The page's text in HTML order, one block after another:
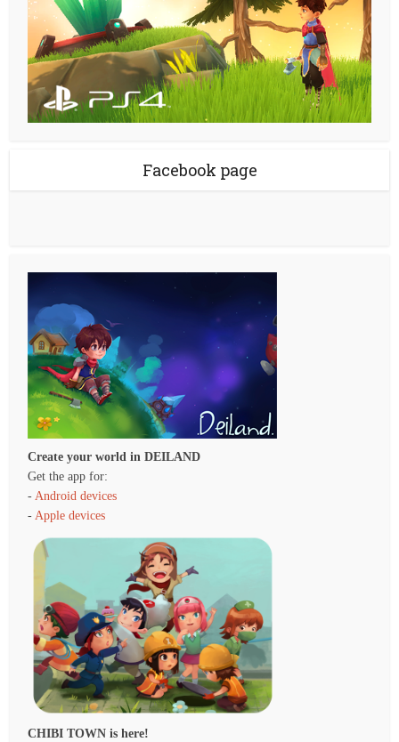
Facebook page
Create your world in DEILAND
Get the app for:
-Android devices
-Apple devices
CHIBI TOWN is here!